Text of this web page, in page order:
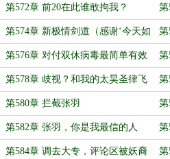
盟
代
第572章 前20在此谁敢拘我？
是
第574章 新极情剑道（感谢‘今天如
此’再次打赏盟主） 兵
第576章 对付双休病毒最简单有效
的方法
第
第578章 歧视？和我的太昊圣律飞
剑说去吧！
第
第580章 拦截张羽 第
第582章 张羽，你是我最信的人
（白真真送丝袜成盟主）
第
的
第584章 调去大专，评论区被妖裔